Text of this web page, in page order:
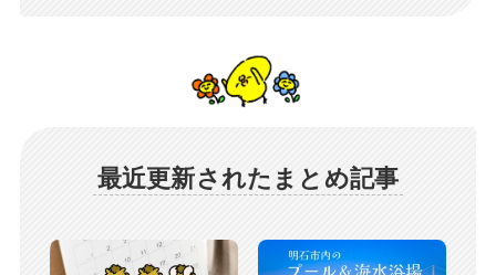
最近更新されたまとめ記事